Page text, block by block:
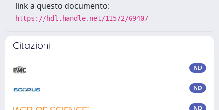
link a questo documento:
https://hdl.handle.net/11572/69407
Citazioni
ND
ND
ND